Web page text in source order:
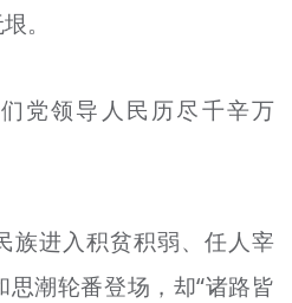
。
党领导人民历尽千辛万
族进入积贫积弱、任人宰
潮轮番登场，却“诸路皆